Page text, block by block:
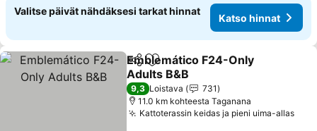
Valitse päivät nähdäksesi tarkat hinnat
Katso hinnat
Jaa Lisää suosikkeihin
Emblemático F24-Only
Adults B&B
Katso hinnat
9,3 Loistava
731
11.0 km kohteesta Taganana
Kattoterassin keidas ja pieni uima-allas